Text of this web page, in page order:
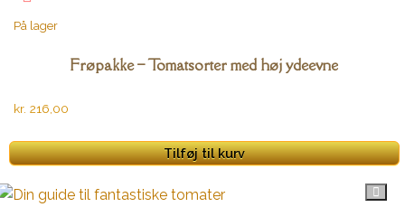
På lager
Frøpakke – Tomatsorter med høj ydeevne
kr. 216,00
Tilføj til kurv